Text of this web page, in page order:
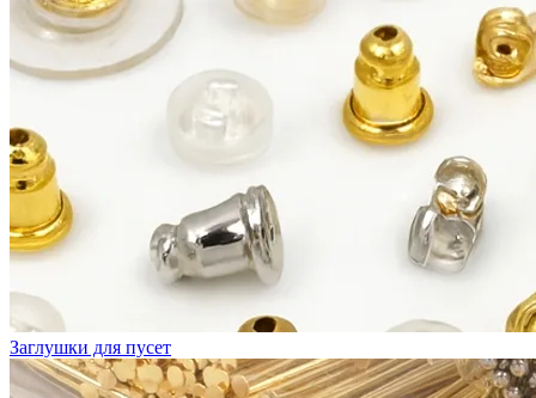
Заглушки для пусет